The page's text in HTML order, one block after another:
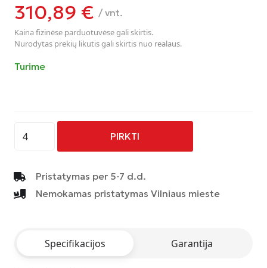
310,89 € / vnt.
Kaina fizinėse parduotuvėse gali skirtis.
Nurodytas prekių likutis gali skirtis nuo realaus.
Turime
kiekis:
-
AF16
-
PIRKTI
Pristatymas per 5-7 d.d.
Nemokamas pristatymas Vilniaus mieste
Specifikacijos Garantija